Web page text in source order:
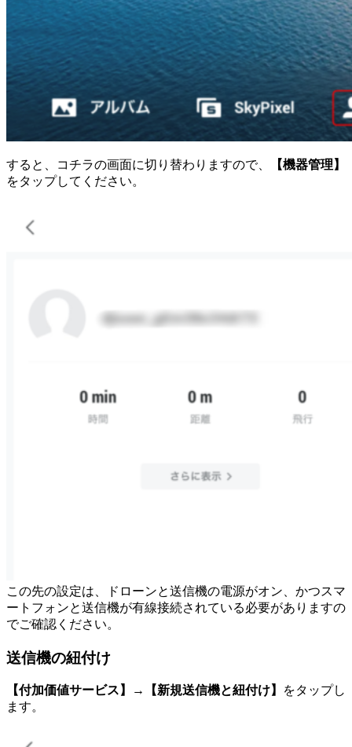
すると、コチラの画面に切り替わりますので、
【機器管理】
をタップしてください。
この先の設定は、ドローンと送信機の電源がオン、かつスマ
ートフォンと送信機が有線接続されている必要がありますの
でご確認ください。
送信機の紐付け
【付加価値サービス】→【新規送信機と紐付け】
をタップし
ます。